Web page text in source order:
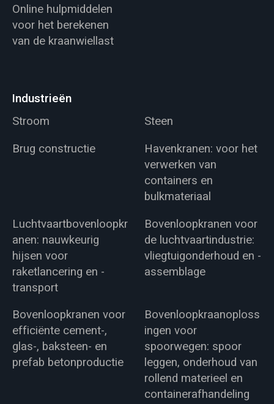
Online hulpmiddelen
voor het berekenen
van de kraanwiellast
Industrieën
Stroom
Steen
Brug constructie
Havenkranen: voor het
verwerken van
containers en
bulkmateriaal
Luchtvaartbovenloopkr
anen: nauwkeurig
hijsen voor
raketlancering en -
transport
Bovenloopkranen voor
de luchtvaartindustrie:
vliegtuigonderhoud en -
assemblage
Bovenloopkranen voor
efficiënte cement-,
glas-, baksteen- en
prefab betonproductie
Bovenloopkraanoploss
ingen voor
spoorwegen: spoor
leggen, onderhoud van
rollend materieel en
containerafhandeling